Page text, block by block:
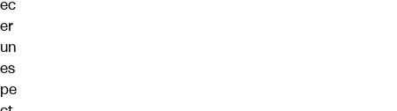
ec
er
un
es
pe